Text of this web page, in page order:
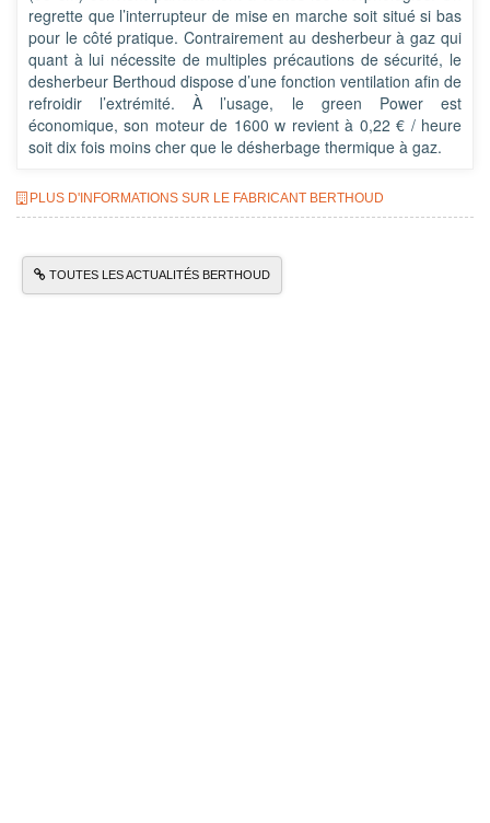
regrette que l’interrupteur de mise en marche soit situé si bas
pour le côté pratique. Contrairement au desherbeur à gaz qui
quant à lui nécessite de multiples précautions de sécurité, le
desherbeur Berthoud dispose d’une fonction ventilation afin de
refroidir l’extrémité. À l’usage, le green Power est
économique, son moteur de 1600 w revient à 0,22 € / heure
soit dix fois moins cher que le désherbage thermique à gaz.
PLUS D'INFORMATIONS SUR LE FABRICANT BERTHOUD
TOUTES LES ACTUALITÉS BERTHOUD